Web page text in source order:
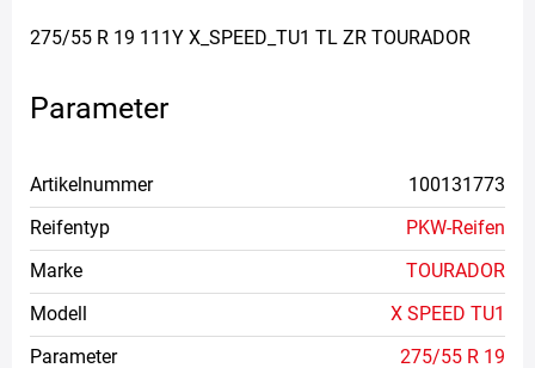
275/55 R 19 111Y X_SPEED_TU1 TL ZR TOURADOR
Parameter
Artikelnummer
100131773
Reifentyp
PKW-Reifen
Marke
TOURADOR
Modell
X SPEED TU1
Parameter
275/55 R 19